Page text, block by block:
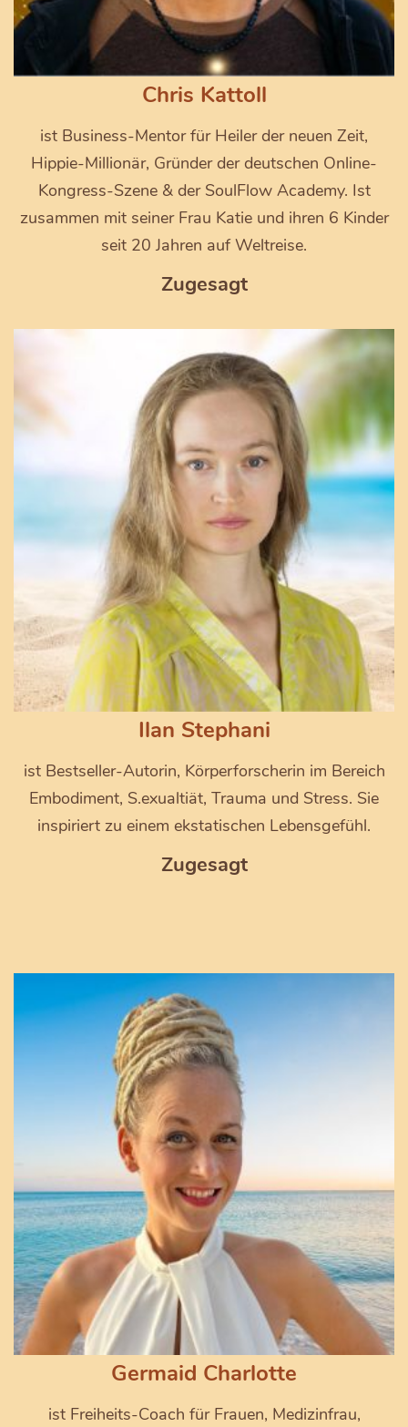
Chris Kattoll
ist Business-Mentor für Heiler der neuen Zeit,
Hippie-Millionär, Gründer der deutschen Online-
Kongress-Szene & der SoulFlow Academy. Ist
zusammen mit seiner Frau Katie und ihren 6 Kinder
seit 20 Jahren auf Weltreise.
Zugesagt
Ilan Stephani
ist Bestseller-Autorin, Körperforscherin im Bereich
Embodiment, S.exualtiät, Trauma und Stress. Sie
inspiriert zu einem ekstatischen Lebensgefühl.
Zugesagt
Germaid Charlotte
ist Freiheits-Coach für Frauen, Medizinfrau,